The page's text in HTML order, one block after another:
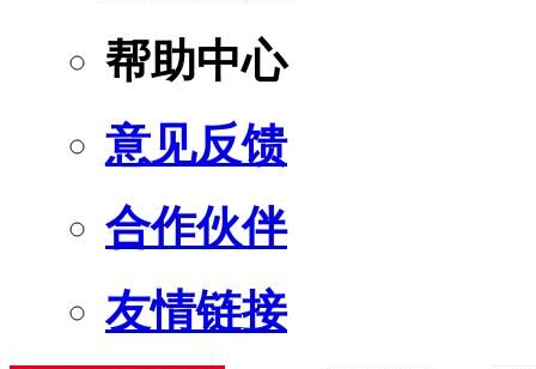
帮助中心
意见反馈
合作伙伴
友情链接